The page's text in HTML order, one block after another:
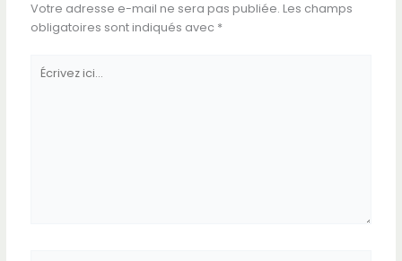
Votre adresse e-mail ne sera pas publiée. Les champs
obligatoires sont indiqués avec *
Écrivez
ici…